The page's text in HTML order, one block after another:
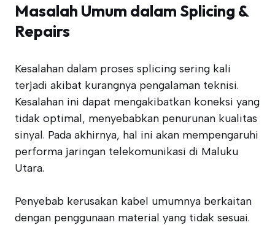
Masalah Umum dalam Splicing &
Repairs
Kesalahan dalam proses splicing sering kali
terjadi akibat kurangnya pengalaman teknisi.
Kesalahan ini dapat mengakibatkan koneksi yang
tidak optimal, menyebabkan penurunan kualitas
sinyal. Pada akhirnya, hal ini akan mempengaruhi
performa jaringan telekomunikasi di Maluku
Utara.
Penyebab kerusakan kabel umumnya berkaitan
dengan penggunaan material yang tidak sesuai.